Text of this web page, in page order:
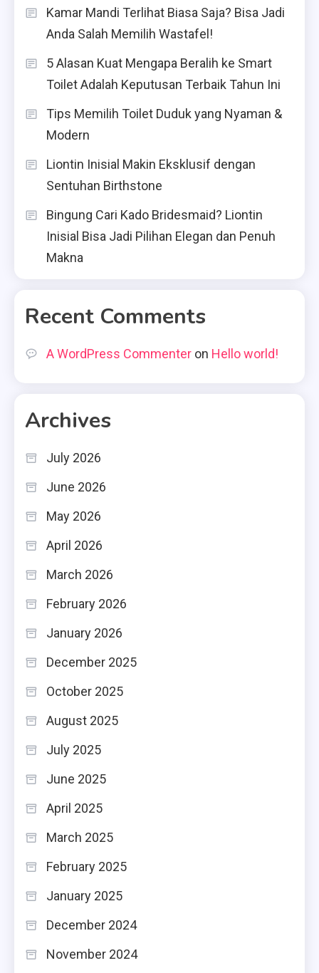
Kamar Mandi Terlihat Biasa Saja? Bisa Jadi
Anda Salah Memilih Wastafel!
5 Alasan Kuat Mengapa Beralih ke Smart
Toilet Adalah Keputusan Terbaik Tahun Ini
Tips Memilih Toilet Duduk yang Nyaman &
Modern
Liontin Inisial Makin Eksklusif dengan
Sentuhan Birthstone
Bingung Cari Kado Bridesmaid? Liontin
Inisial Bisa Jadi Pilihan Elegan dan Penuh
Makna
Recent Comments
A WordPress Commenter on Hello world!
Archives
July 2026
June 2026
May 2026
April 2026
March 2026
February 2026
January 2026
December 2025
October 2025
August 2025
July 2025
June 2025
April 2025
March 2025
February 2025
January 2025
December 2024
November 2024